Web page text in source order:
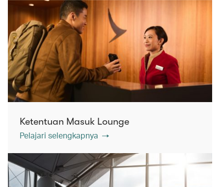
Ketentuan Masuk Lounge
Pelajari selengkapnya